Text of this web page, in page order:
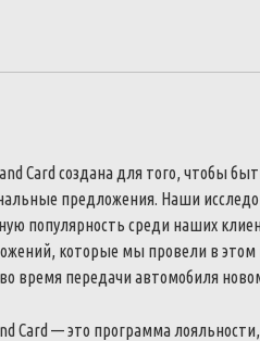
Card создана для того, чтобы
предложения. Наши
популярность среди наших
, которые мы провели в этом
во время передачиавтомобиля
Card —это программалояльности,